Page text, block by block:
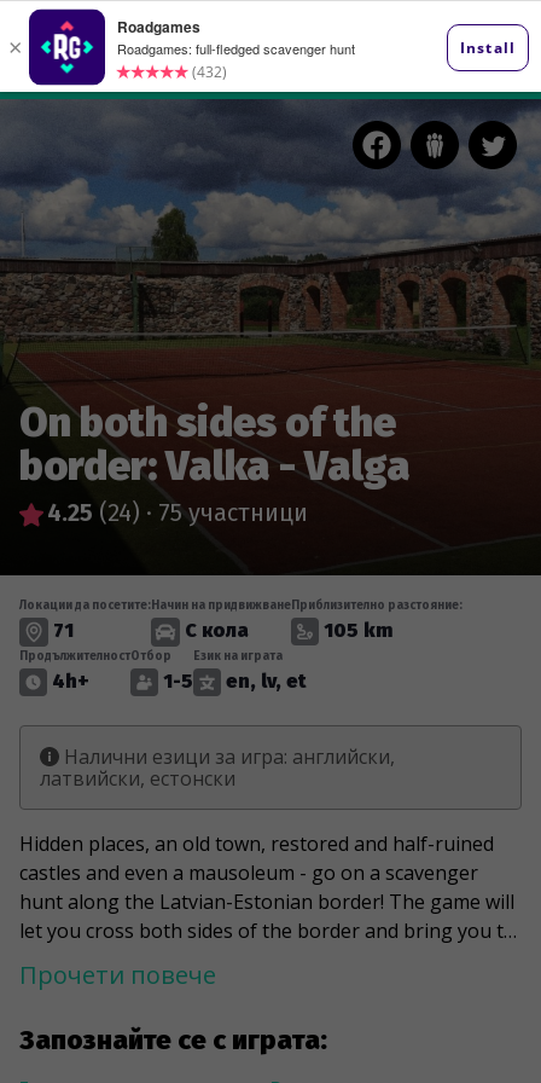
On both sides of the
border: Valka - Valga
4.25 (24) · 75 участници
Запознайте се с играта:
Локации да посетите:
71
Начин на придвижване
С кола
Приблизително разстояние:
105 km
Продължителност
4h+
Отбор
1-5
Език на играта
en, lv, et
Налични езици за игра: английски,
латвийски, естонски
Hidden places, an old town, restored and half-ruined
castles and even a mausoleum - go on a scavenger
hunt along the Latvian-Estonian border! The game will
let you cross both sides of the border and bring you to
countries at the same time. You will reach the haunted
You will meet Peter Griffin from the animated series
Family Guy and the eternal wanderer and dreamer
Прочети повече